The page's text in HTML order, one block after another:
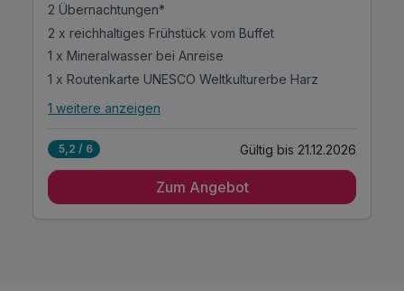
2 Übernachtungen*
2 x reichhaltiges Frühstück vom Buffet
1 x Mineralwasser bei Anreise
1 x Routenkarte UNESCO Weltkulturerbe Harz
Alle Inklusivleistungen
2 x reichhaltiges Frühstück vom Buffet
1 weitere anzeigen
5,2 / 6 Gültig bis 21.12.2026
Zum Angebot